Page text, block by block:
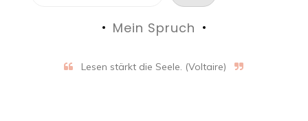
Mein Spruch
Lesen stärkt die Seele. (Voltaire)